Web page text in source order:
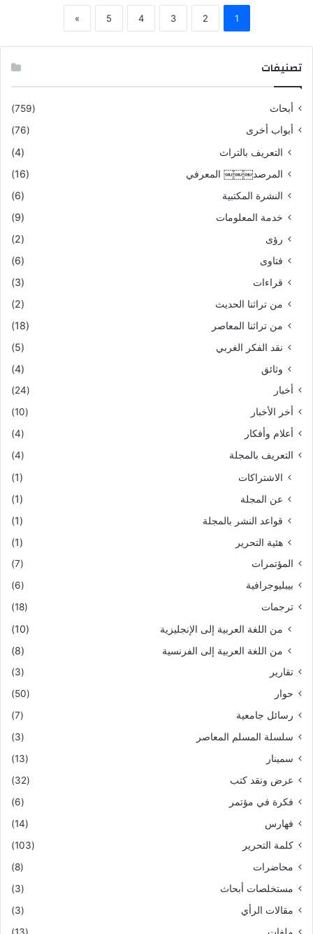
1
2
3
4
5
»
تصنيفات
أبحاث
(759)
أبواب أخرى
(76)
التعريف بالتراث
(4)
المرصد￼￼￼ المعرفي
(16)
النشرة المكتبية
(6)
خدمة المعلومات
(9)
رؤى
(2)
فتاوى
(6)
قراءات
(3)
من تراثنا الحديث
(2)
من تراثنا المعاصر
(18)
نقد الفكر الغربي
(5)
وثائق
(4)
أخبار
(24)
أخر الأخبار
(10)
أعلام وأفكار
(4)
التعريف بالمجلة
(4)
الاشتراكات
(1)
عن المجلة
(1)
قواعد النشر بالمجلة
(1)
هئية التحرير
(1)
المؤتمرات
(7)
بيبليوجرافية
(6)
ترجمات
(18)
من اللغة العربية إلى الإنجليزية
(10)
من اللغة العربية إلى الفرنسية
(8)
تقارير
(3)
حوار
(50)
رسائل جامعية
(7)
سلسلة المسلم المعاصر
(3)
سمينار
(13)
عرض ونقد كتب
(32)
فكرة في مؤتمر
(6)
فهارس
(14)
كلمة التحرير
(103)
محاضرات
(8)
مستخلصات أبحاث
(3)
مقالات الرأي
(3)